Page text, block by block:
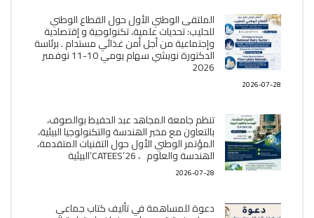
الملتقى الوطني الأول حول القطاع الوطني
للحليب: تحديات علمية، تكنولوجية و إقتصادية
وإجتماعية من أجل أمن غذائي مستدام . برئاسة
الدكتورة نويشي سهام يومي 10-11 نوفمبر
2026
2026-07-28
تنظم جامعة المجاهد عبد الحفيظ بوالصوف،
بالتعاون مع مخبر الھندسة والتكنولوجيا البیئیة،
المؤتمر الوطني الأول حول التقنيات المتقدمة،
الھندسة والعلوم ، CATEES’26’البیئية
2026-07-28
دعوة للمساهمة في تأليف كتاب جماعي